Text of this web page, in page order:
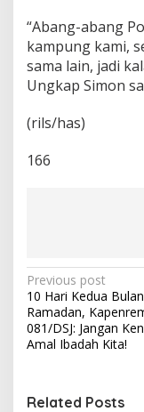
“Abang-abang
kampung kami,
sama lain, jadi
Ungkap Simon
(rils/has)
166
P
o
s
t
Previous post
10 Hari Kedua Bulan
Ramadan,
081/DSJ: Jangan
Amal Ibadah Kita!
Related Posts